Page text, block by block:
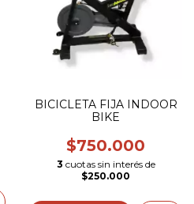
BICICLETA FIJA INDOOR
BIKE
$750.000
3 cuotas sin interés de
$250.000